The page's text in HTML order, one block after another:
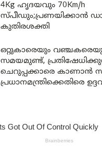
4Kg ഹൃദയവും 70Km/h
സ്പീഡും;പ്രണയിക്കാൻ
കുതിരശക്തി
ഒറ്റുകാരെയും
സമയമുണ്ട്,
ചെറുപ്പക്കാരെ കാണാൻ
പ്രധാനമന്ത്രിക്കെതിരെ